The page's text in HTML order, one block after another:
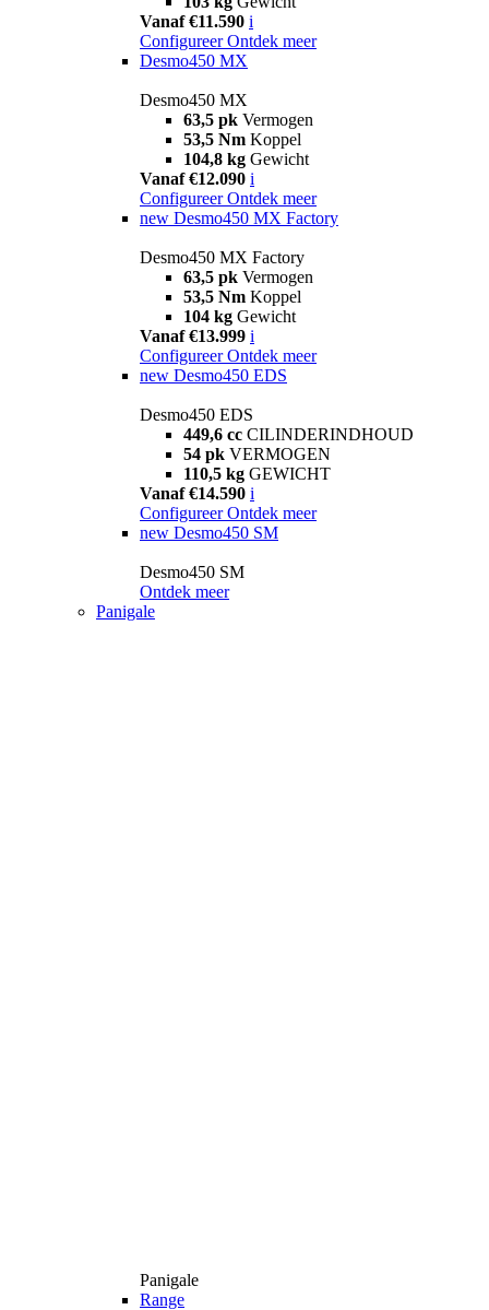
Vanaf €11.590 i
Configureer Ontdek meer
Desmo450 MX
Desmo450 MX
63,5 pk Vermogen
53,5 Nm Koppel
104,8 kg Gewicht
Vanaf €12.090 i
Configureer Ontdek meer
new Desmo450 MX Factory
Desmo450 MX Factory
63,5 pk Vermogen
53,5 Nm Koppel
104 kg Gewicht
Vanaf €13.999 i
Configureer Ontdek meer
new Desmo450 EDS
Desmo450 EDS
449,6 cc CILINDERINDHOUD
54 pk VERMOGEN
110,5 kg GEWICHT
Vanaf €14.590 i
Configureer Ontdek meer
new Desmo450 SM
Desmo450 SM
Ontdek meer
Panigale
Panigale
Range